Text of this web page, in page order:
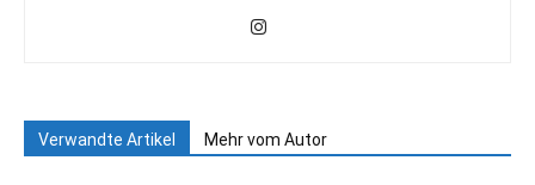
Verwandte Artikel Mehr vom Autor